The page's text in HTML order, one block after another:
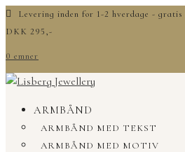
Levering inden for 1-2 hverdage - gratis
DKK 295,-
0 emner
ARMBÅND
ARMBÅND MED TEKST
ARMBÅND MED MOTIV